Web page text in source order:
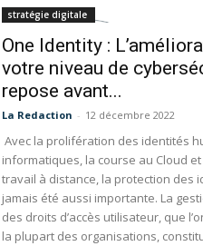
stratégie digitale
One Identity :
votre niveau de
repose avant...
La Redaction - 12 décembre 2022
Avec la prolifération des identités
informatiques, la course au Cloud et
travail à distance, la protection des
jamais été aussi importante. La
des droits d’accès utilisateur, que
la plupart des organisations,